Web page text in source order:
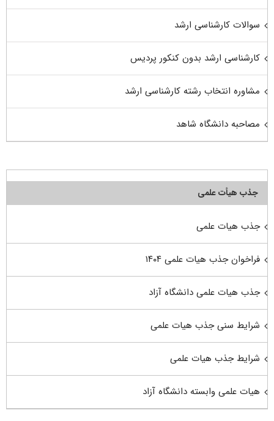
سوالات کارشناسی ارشد
کارشناسی ارشد بدون کنکور پردیس
مشاوره انتخاب رشته کارشناسی ارشد
مصاحبه دانشگاه شاهد
جذب هیأت علمی
جذب هیات علمی
فراخوان جذب هیات علمی ۱۴۰۴
جذب هیات علمی دانشگاه آزاد
شرایط سنی جذب هیات علمی
شرایط جذب هیات علمی
هیات علمی وابسته دانشگاه آزاد